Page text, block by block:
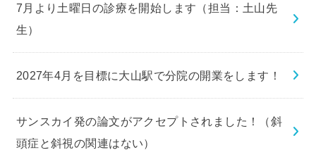
7月より土曜日の診療を開始します（担当：土山先
生）
2027年4月を目標に大山駅で分院の開業をします！
サンスカイ発の論文がアクセプトされました！（斜
頭症と斜視の関連はない）